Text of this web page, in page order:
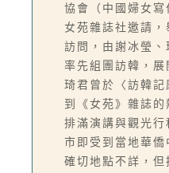
協會（中國婦女寫
女苑雜誌社邀請
訪問，由謝冰瑩、
率先組團訪韓，展
琦君曾於〈訪韓記
到《女苑》雜誌
排滿演講與觀光
市即受到當地華僑
確切地點不詳，